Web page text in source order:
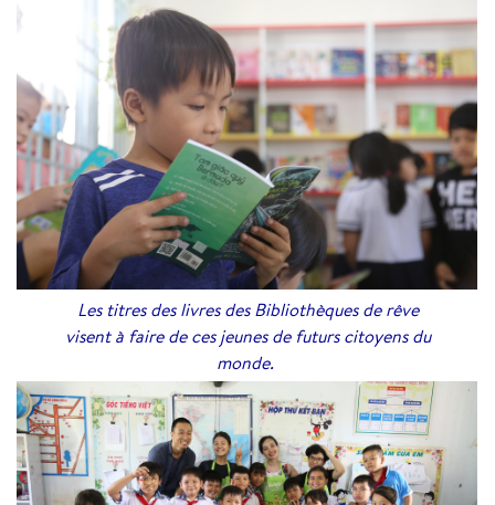
Les titres des livres des Bibliothèques de rêve
visent à faire de ces jeunes de futurs citoyens du
monde.